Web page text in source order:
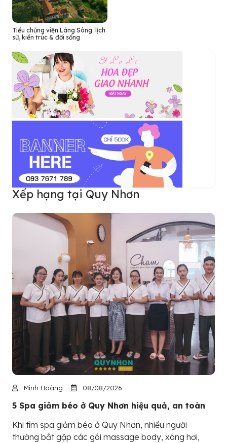
Tiểu chủng viện Làng Sông: lịch
sử, kiến trúc & đời sống
Xếp hạng tại Quy Nhơn
Minh Hoàng 08/08/2026
5 Spa giảm béo ở Quy Nhơn hiệu quả, an toàn
Khi tìm spa giảm béo ở Quy Nhơn, nhiều người
thường bắt gặp các gói massage body, xông hơi,